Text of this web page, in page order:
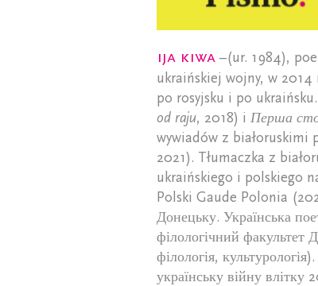
Ija Kiwa–(ur. 1984),
ukraińskiej wojny, w 2014
po rosyjsku i po
od raju, 2018) i Перша
wywiadów z białoruskimi
2021). Tłumaczka z
ukraińskiego i polskiego
Polski Gaude Polonia
Донецьку. Українська
філологічний факультет
філологія,
українську війну